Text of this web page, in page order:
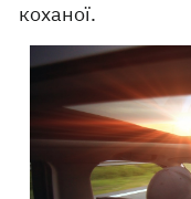
коханої.